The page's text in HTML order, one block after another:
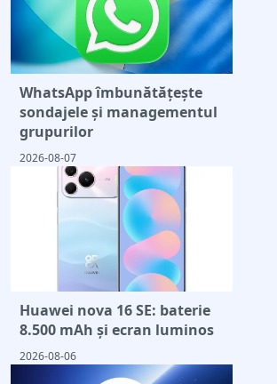
WhatsApp îmbunătățește
sondajele și managementul
grupurilor
2026-08-07
Huawei nova 16 SE: baterie
8.500 mAh și ecran luminos
2026-08-06